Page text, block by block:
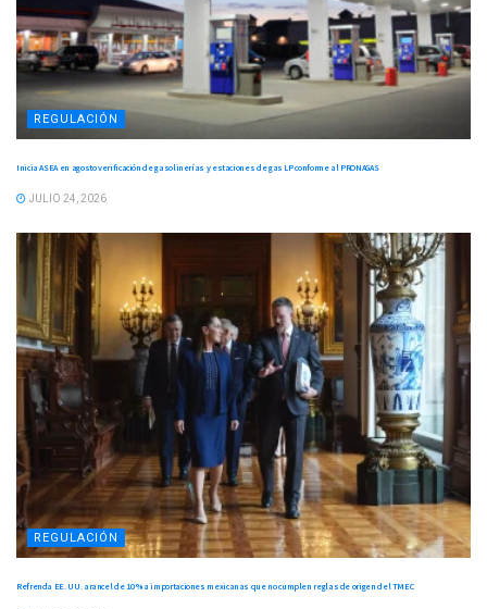
REGULACIÓN
Inicia ASEA en agosto verificación de gasolinerías y estaciones de gas LP conforme al PRONAGAS
JULIO 24, 2026
REGULACIÓN
Refrenda EE. UU. arancel de 10 % a importaciones mexicanas que no cumplen reglas de origen del TMEC